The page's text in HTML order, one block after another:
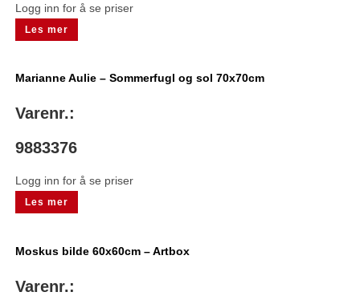
Logg inn for å se priser
Les mer
Marianne Aulie – Sommerfugl og sol 70x70cm
Varenr.:
9883376
Logg inn for å se priser
Les mer
Moskus bilde 60x60cm – Artbox
Varenr.: